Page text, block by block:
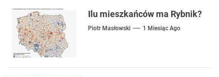
Ilu mieszkańców ma Rybnik?
Piotr Masłowski 1 Miesiąc Ago